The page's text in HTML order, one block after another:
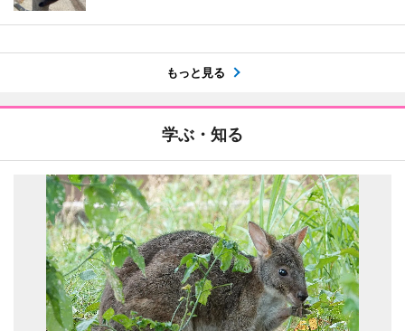
もっと見る
学ぶ・知る